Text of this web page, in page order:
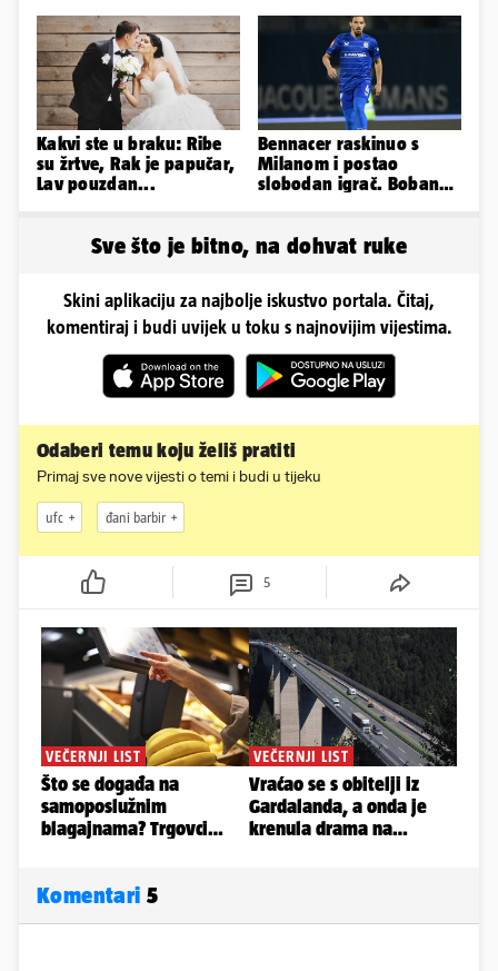
Kakvi ste u braku: Ribe
su žrtve, Rak je papučar,
Lav pouzdan...
Bennacer raskinuo s
Milanom i postao
slobodan igrač. Boban
Sve što je bitno, na dohvat ruke
Skini aplikaciju za najbolje iskustvo portala. Čitaj,
komentiraj i budi uvijek u toku s najnovijim vijestima.
Odaberi temu koju želiš pratiti
Primaj sve nove vijesti o temi i budi u tijeku
ufc đani barbir
5
Komentari 5